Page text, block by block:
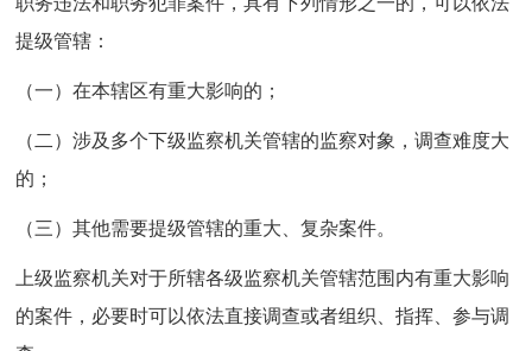
提级管辖：
（一）在本辖区有重大影响的；
（二）涉及多个下级监察机关管辖的监察对象，调查难度大
的；
（三）其他需要提级管辖的重大、复杂案件。
上级监察机关对于所辖各级监察机关管辖范围内有重大影响
的案件，必要时可以依法直接调查或者组织、指挥、参与调